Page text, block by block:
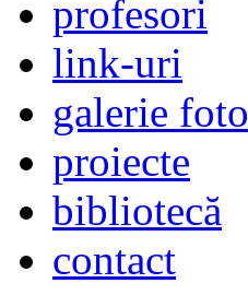
profesori
link-uri
galerie foto
proiecte
bibliotecă
contact